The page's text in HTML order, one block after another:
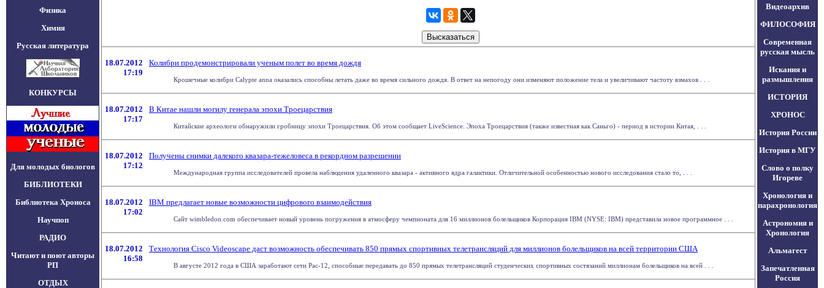
Физика
Химия
Русская литература
КОНКУРСЫ
Для молодых биологов
БИБЛИОТЕКИ
Библиотека Хроноса
Научпоп
РАДИО
Читают и поют авторы
РП
ОТДЫХ
18.07.2012
17:19
Колибри продемонстрировали ученым полет во время дождя
Крошечные колибри Calypte anna оказались способны летать даже во время сильного дождя. В ответ на непогоду они изменяют положение тела и увеличивают частоту взмахов . . .
18.07.2012
17:17
В Китае нашли могилу генерала эпохи Троецарствия
Китайские археологи обнаружили гробницу эпохи Троецарствия. Об этом сообщает LiveScience. Эпоха Троецарствия (также известная как Саньго) - период в истории Китая, . . .
18.07.2012
17:12
Получены снимки далекого квазара-тежеловеса в рекордном разрешении
Международная группа исследователей провела наблюдения удаленного квазара - активного ядра галактики. Отличительной особенностью нового исследования стало то, . . .
18.07.2012
17:02
IBM предлагает новые возможности цифрового взаимодействия
Сайт wimbledon.com обеспечивает новый уровень погружения в атмосферу чемпионата для 16 миллионов болельщиков Корпорация IBM (NYSE: IBM) представила новое программное . . .
18.07.2012
16:58
Технология Cisco Videoscape даст возможность обеспечивать 850 прямых спортивных телетрансляций для миллионов болельщиков на всей территории США
В августе 2012 года в США заработают сети Pac-12, способные передавать до 850 прямых телетрансляций студенческих спортивных состязаний миллионам болельщиков на всей . . .
Видеоархив
ФИЛОСОФИЯ
Современная
русская мысль
Искания и
размышления
ИСТОРИЯ
ХРОНОС
История России
История в МГУ
Слово о полку
Игореве
Хронология и
парахронология
Астрономия и
Хронология
Альмагест
Запечатленная
Россия